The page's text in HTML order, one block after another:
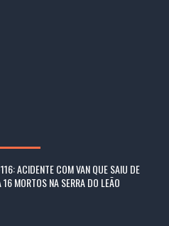
ACIDENTE COM VAN QUE SAIU DE
MORTOS NA SERRA DO LEÃO